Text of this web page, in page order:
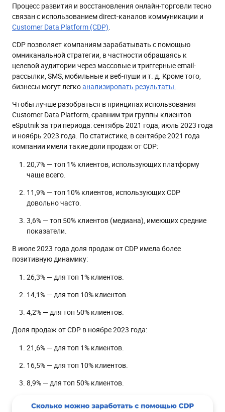
Процесс развития и восстановления онлайн-торговли тесно
связан с использованием direct-каналов коммуникации и
Customer Data Platform (CDP)
CDP позволяет компаниям зарабатывать с помощью
омниканальной стратегии, в частности обращаясь к
целевой аудитории через массовые и триггерные email-
рассылки, SMS, мобильные и веб-пуши и т. д. Кроме того,
бизнесы могут легкоанализировать результаты.
Чтобы лучше разобраться в принципах использования
Customer Data Platform, сравним три группы клиентов
eSputnik за три периода: сентябрь 2021 года, июль 2023 года
и ноябрь 2023 года. По статистике, в сентябре 2021 года
компании имели такие доли продаж от CDP:
20,7% — топ 1% клиентов, использующих платформу
чаще всего.
11,9% — топ 10% клиентов, использующих CDP
довольно часто.
3,6% — топ 50% клиентов (медиана), имеющих средние
показатели.
В июле 2023 года доля продаж от CDP имела более
позитивную динамику:
26,3% — для топ 1% клиентов.
14,1% — для топ 10% клиентов.
4,2% — для топ 50% клиентов.
Доля продаж от CDP в ноябре 2023 года:
21,6% — для топ 1% клиентов.
16,5% — для топ 10% клиентов.
8,9% — для топ 50% клиентов.